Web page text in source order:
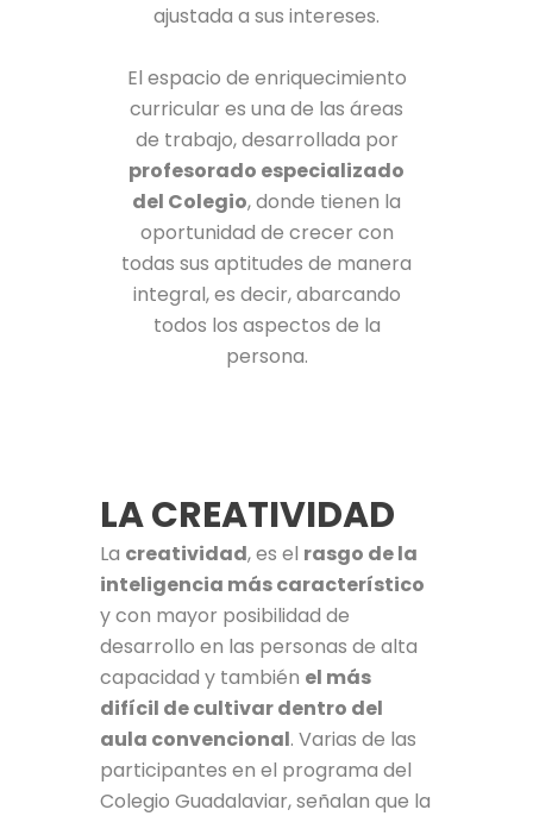
ajustada a sus intereses.
El espacio de enriquecimiento
curricular es una de las áreas
de trabajo, desarrollada por
profesorado especializado
del Colegio, donde tienen la
oportunidad de crecer con
todas sus aptitudes de manera
integral, es decir, abarcando
todos los aspectos de la
persona.
LA CREATIVIDAD
La creatividad, es el rasgo de la
inteligencia más característico
y con mayor posibilidad de
desarrollo en las personas de alta
capacidad y también el más
difícil de cultivar dentro del
aula convencional. Varias de las
participantes en el programa del
Colegio Guadalaviar, señalan que la